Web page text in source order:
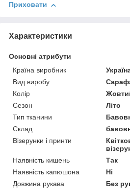
Приховати
Характеристики
Основні атрибути
Країна виробник
Вид виробу
Колір
Сезон
Літо
Тип тканини
Склад
Візерунки і принти
Наявність кишень
Так
Наявність капюшона
Ні
Довжина рукава
Без